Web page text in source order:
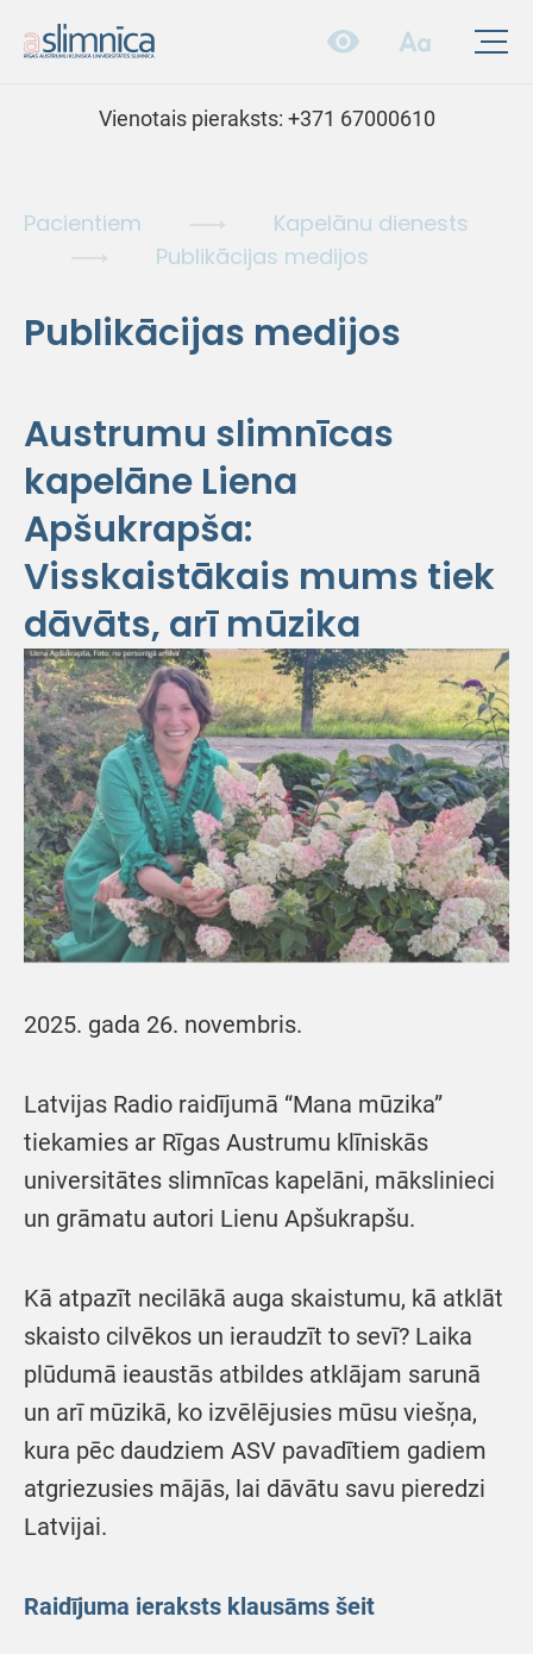
Vienotais pieraksts: +371 67000610
Pacientiem
Kapelānu dienests
Publikācijas medijos
Publikācijas medijos
Austrumu slimnīcas
kapelāne Liena
Apšukrapša:
Visskaistākais mums tiek
dāvāts, arī mūzika
2025. gada 26. novembris.
Latvijas Radio raidījumā “Mana mūzika”
tiekamies ar Rīgas Austrumu klīniskās
universitātes slimnīcas kapelāni, mākslinieci
un grāmatu autori Lienu Apšukrapšu.
Kā atpazīt necilākā auga skaistumu, kā atklāt
skaisto cilvēkos un ieraudzīt to sevī? Laika
plūdumā ieaustās atbildes atklājam sarunā
un arī mūzikā, ko izvēlējusies mūsu viešņa,
kura pēc daudziem ASV pavadītiem gadiem
atgriezusies mājās, lai dāvātu savu pieredzi
Latvijai.
Raidījuma ieraksts klausāms šeit